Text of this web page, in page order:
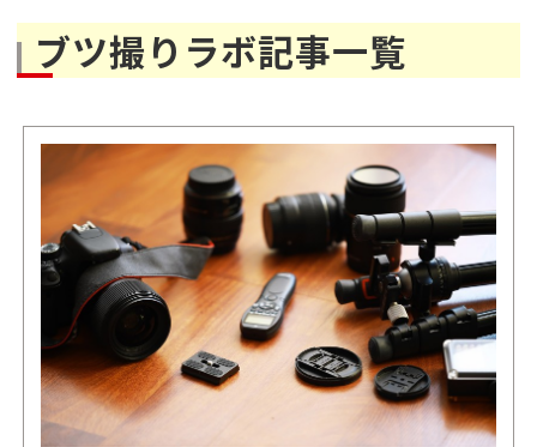
ブツ撮りラボ記事一覧